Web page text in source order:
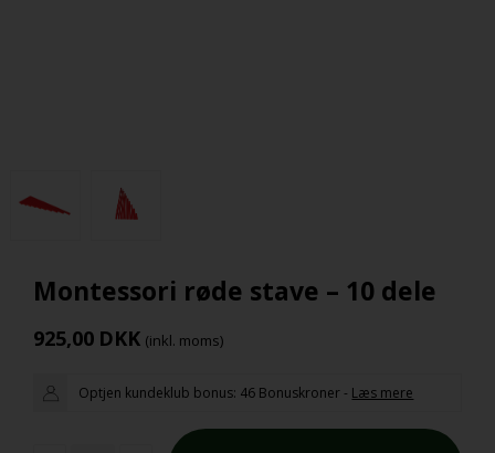
Montessori røde stave – 10 dele
925,00 DKK (inkl. moms)
Optjen kundeklub bonus: 46 Bonuskroner - Læs mere